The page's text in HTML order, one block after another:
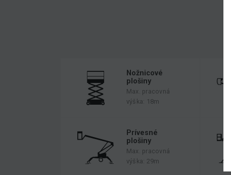
Nožnicové
plošiny
Max. pracovná
výška: 18m
Prívesné
plošiny
Max. pracovná
výška: 29m